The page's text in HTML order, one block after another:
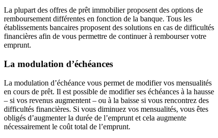
La plupart des offres de prêt immobilier proposent des options de
remboursement différentes en fonction de la banque. Tous les
établissements bancaires proposent des solutions en cas de difficultés
financières afin de vous permettre de continuer à rembourser votre
emprunt.
La modulation d’échéances
La modulation d’échéance vous permet de modifier vos mensualités
en cours de prêt. Il est possible de modifier ses échéances à la hausse
– si vos revenus augmentent – ou à la baisse si vous rencontrez des
difficultés financières. Si vous diminuez vos mensualités, vous êtes
obligés d’augmenter la durée de l’emprunt et cela augmente
nécessairement le coût total de l’emprunt.